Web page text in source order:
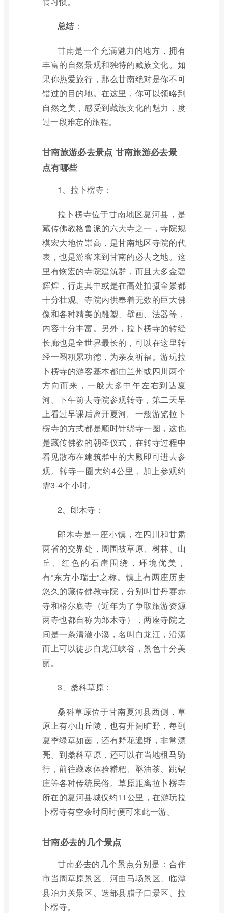
总结：
甘南是一个充满魅力的地方，拥有
丰富的自然景观和独特的藏族文化。如
果你热爱旅行，那么甘南绝对是你不可
错过的目的地。在这里，你可以领略到
自然之美，感受到藏族文化的魅力，度
过一段难忘的旅程。
甘南旅游必去景点 甘南旅游必去景
点有哪些
1、拉卜楞寺：
拉卜楞寺位于甘南地区夏河县，是
藏传佛教格鲁派的六大寺之一，寺院规
模宏大地位崇高，是甘南地区寺院的代
表，也是游客来到甘南的必去之地。这
里有恢宏的寺院建筑群，而且大多金碧
辉煌，行走其中或是在高处拍摄全景都
十分壮观。寺院内供奉着无数的巨大佛
像和各种精美的雕塑、壁画、法器等，
内容十分丰富。另外，拉卜楞寺的转经
长廊也是全世界最长的，可以在这里转
经一圈积累功德，为亲友祈福。游玩拉
卜楞寺的游客基本都由兰州或四川两个
方向而来，一般大多中午左右到达夏
河。下午前去寺院参观转寺，第二天早
上看过早课后离开夏河。一般游览拉卜
楞寺的方式都是顺时针绕寺一圈，这也
是藏传佛教的朝圣仪式，在转寺过程中
看见散布在建筑群中的大殿即可进去参
观。转寺一圈大约4公里，加上参观约
需3-4个小时。
2、郎木寺：
郎木寺是一座小镇，在四川和甘肃
两省的交界处，周围被草原、树林、山
丘、红色的石崖围绕，环境优美，
有“东方小瑞士”之称。镇上有两座历史
悠久的藏传佛教寺院，分别叫甘丹赛赤
寺和格尔底寺（近年为了争取旅游资源
两寺也都自称为郎木寺），两座寺院之
间是一条清澈小溪，名叫白龙江，沿溪
而上可以徒步白龙江峡谷，景色十分美
丽。
3、桑科草原：
桑科草原位于甘南夏河县西侧，草
原上有小山丘陵，也有开阔旷野，每到
夏季绿草如茵，还有野花遍野，非常漂
亮。到桑科草原，还可以在当地租马骑
行，前往藏家体验糌粑、酥油茶、跳锅
庄等各种传统民俗。草原距离拉卜楞寺
所在的夏河县城仅约11公里，在游玩拉
卜楞寺有空余时间时便可来此一游。
甘南必去的几个景点
甘南必去的几个景点分别是：合作
市当周草原景区、河曲马场景区、临潭
县冶力关景区、迭部县腊子口景区、拉
卜楞寺。